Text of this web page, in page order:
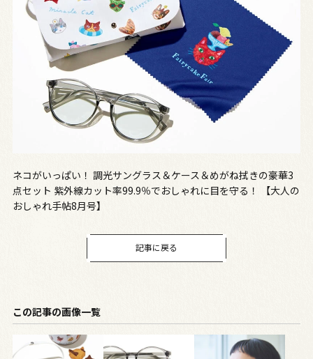
ネコがいっぱい！ 調光サングラス＆ケース＆めがね拭きの豪華3
点セット 紫外線カット率99.9％でおしゃれに目を守る！ 【大人の
おしゃれ手帖8月号】
記事に戻る
この記事の画像一覧